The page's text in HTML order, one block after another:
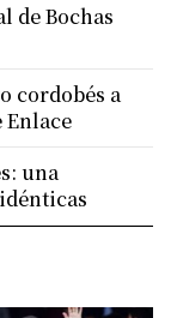
de Bochas
cordobés a
Enlace
una